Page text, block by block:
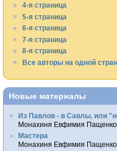
4-я страница
5-я страница
6-я страница
7-я страница
8-я страница
Все авторы на одной
Новые материалы
Из Павлов - в Савлы, или
Монахиня Евфимия Пащенко
Мастера
Монахиня Евфимия Пащенко